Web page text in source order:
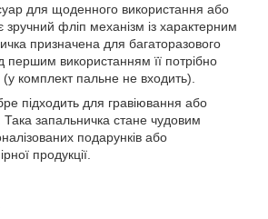
для щоденного використання або
фліп механізм із характерним
призначена для багаторазового
першим використанням її потрібно
комплект пальне не входить).
підходить для гравіювання або
запальничка стане чудовим
подарунків або
продукції.